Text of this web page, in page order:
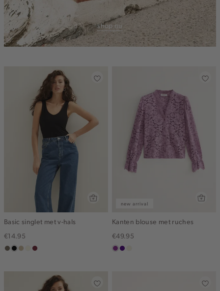
shop nu
Basic singlet met v-hals
€14.95
middenbruin
zwartlichtzand
wit,bordeaux
new arrival
Kanten blouse met ruches
€49.95
middenpaars
indigo